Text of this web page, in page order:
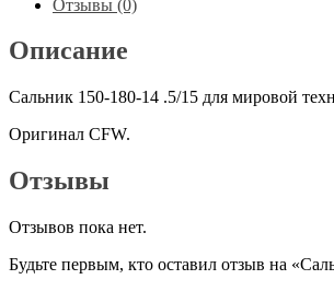
Отзывы (0)
Описание
Сальник 150-180-14 .5/15 для мировой
Оригинал CFW.
Отзывы
Отзывов пока нет.
Будьте первым, кто оставил отзыв на